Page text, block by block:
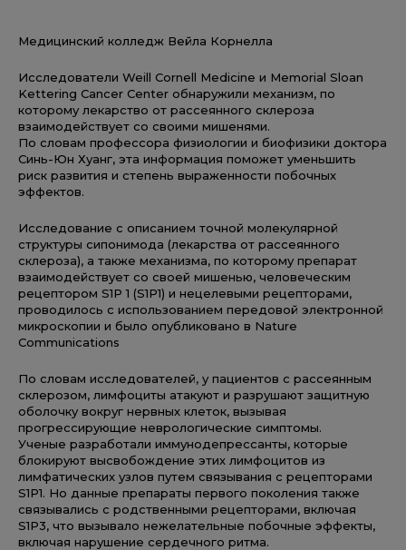
Медицинский колледж Вейла Корнелла
Исследователи Weill Cornell Medicine и Memorial Sloan
Kettering Cancer Center обнаружили механизм, по
которому лекарство от рассеянного склероза
взаимодействует со своими мишенями.
По словам профессора физиологии и биофизики доктора
Синь-Юн Хуанг, эта информация поможет уменьшить
риск развития и степень выраженности побочных
эффектов.
Исследование с описанием точной молекулярной
структуры сипонимода (лекарства от рассеянного
склероза), а также механизма, по которому препарат
взаимодействует со своей мишенью, человеческим
рецептором S1P 1 (S1P1) и нецелевыми рецепторами,
проводилось с использованием передовой электронной
микроскопии и было опубликовано в Nature
Communications
По словам исследователей, у пациентов с рассеянным
склерозом, лимфоциты атакуют и разрушают защитную
оболочку вокруг нервных клеток, вызывая
прогрессирующие неврологические симптомы.
Ученые разработали иммунодепрессанты, которые
блокируют высвобождение этих лимфоцитов из
лимфатических узлов путем связывания с рецепторами
S1P1. Но данные препараты первого поколения также
связывались с родственными рецепторами, включая
S1P3, что вызывало нежелательные побочные эффекты,
включая нарушение сердечного ритма.